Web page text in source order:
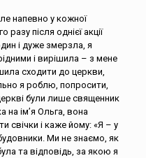
напевно у кожної
після однієї акції
і дуже змерзла, я
і вирішила – з мене
сходити до церкви,
я роблю, попросити,
були лише священник
на ім’я Ольга, вона
свічки і каже йому: «Я – у
Ми не знаємо, як
та відповідь, за якою я